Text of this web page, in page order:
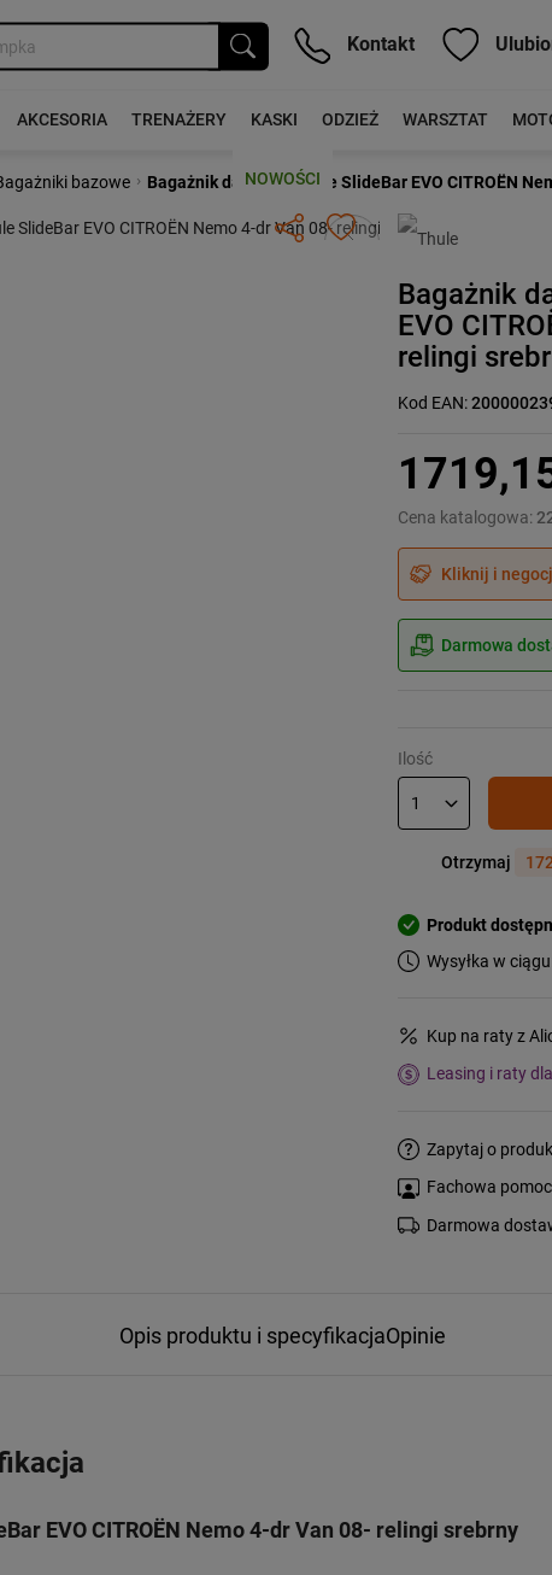
Kontakt
AKCESORIA TRENAŻERY KASKI ODZIEŻ WARSZTAT
NOWOŚCI
bazowe › Bagażnik dachowy Thule SlideBar EVO CITROËN
Następny
Bagażnik
EVO
relingi
Kod EAN:
Cena katalogowa:
Kliknij i
Darmowa
Ilość
Otrzymaj
Produkt
Wysyłka w
Kup na raty z
Leasing i raty
Zapytaj o
Fachowa
Darmowa
Opis produktu i specyfikacjaOpinie
EVO CITROËN Nemo 4-dr Van 08- relingi srebrny